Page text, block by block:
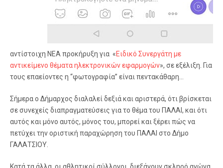
αντίστοιχη ΝΕΑ προκήρυξη για «Ειδικό Συνεργάτη με
αντικείμενο θέματα ηλεκτρονικών εφαρμογών», σε εξέλιξη. Για
τους επαείοντες η “φωτογραφία” είναι πεντακάθαρη…
Σήμερα ο Δήμαρχος διαλαλεί δεξιά και αριστερά, ότι βρίσκεται
σε συνεχείς διαπραγματεύσεις για το θέμα του ΠΑΛΑΙ, και ότι
αυτός και μόνο αυτός, μόνος του, μπορεί και ξέρει πώς να
πετύχει την οριστική παραχώρηση του ΠΑΛΑΙ στο Δήμο
ΓΑΛΑΤΣΙΟΥ.